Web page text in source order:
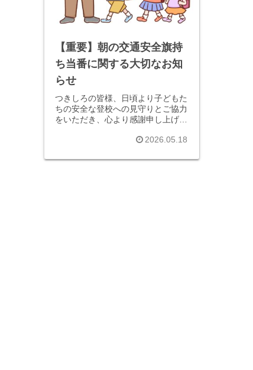
【重要】朝の交通安全旗持
ち当番に関する大切なお知
らせ
つきしろの皆様、日頃より子どもた
ちの安全な登校への見守りとご協力
をいただき、心より感謝申し上げま
新体制への移行に伴い、大人の負
2026.05.18